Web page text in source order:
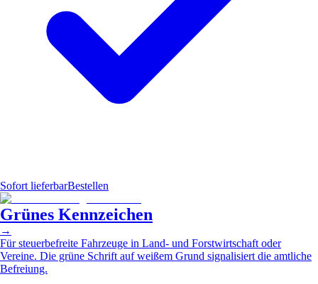
Sofort lieferbarBestellen
Grünes Kennzeichen
→
Für steuerbefreite Fahrzeuge in Land- und Forstwirtschaft oder
Vereine. Die grüne Schrift auf weißem Grund signalisiert die amtliche
Befreiung.